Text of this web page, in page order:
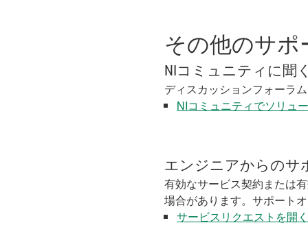
その他のサ
NIコミュニティに聞
ディスカッションフォーラ
NIコミュニティでソリュ
エンジニアからのサ
有効なサービス契約または
場合があります。サポート
サービスリクエストを開く